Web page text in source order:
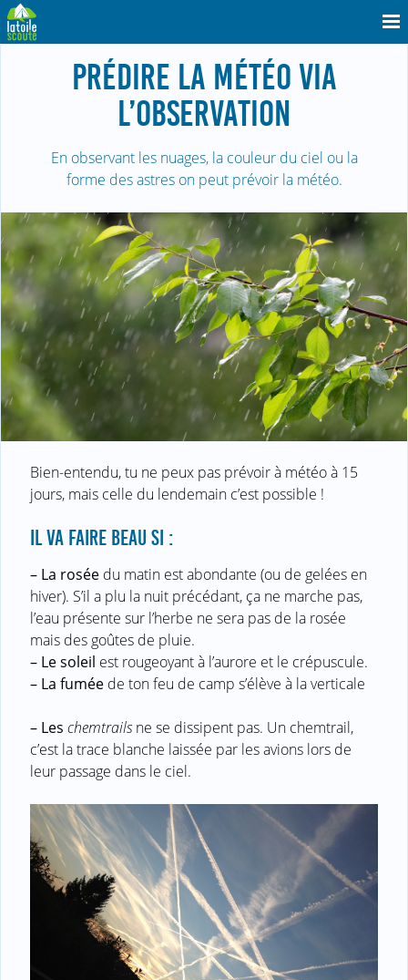
PRÉDIRE LA MÉTÉO VIA
L’OBSERVATION
En observant les nuages, la couleur du ciel ou la
forme des astres on peut prévoir la météo.
Bien-entendu, tu ne peux pas prévoir à météo à 15
jours, mais celle du lendemain c’est possible !
IL VA FAIRE BEAU SI :
– La rosée du matin est abondante (ou de gelées en
hiver). S’il a plu la nuit précédant, ça ne marche pas,
l’eau présente sur l’herbe ne sera pas de la rosée
mais des goûtes de pluie.
– Le soleil est rougeoyant à l’aurore et le crépuscule.
– La fumée de ton feu de camp s’élève à la verticale
– Les chemtrails ne se dissipent pas. Un chemtrail,
c’est la trace blanche laissée par les avions lors de
leur passage dans le ciel.